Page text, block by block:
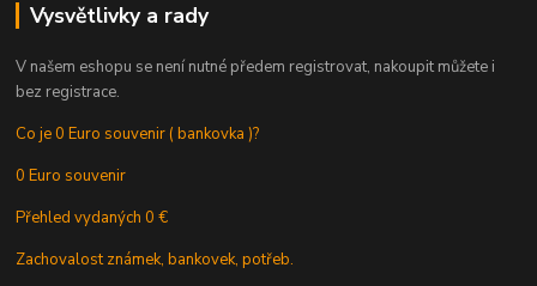
Vysvětlivky a rady
V našem eshopu se není nutné předem registrovat, nakoupit můžete i
bez registrace.
Co je 0 Euro souvenir ( bankovka )?
0 Euro souvenir
Přehled vydaných 0 €
Zachovalost známek, bankovek, potřeb.